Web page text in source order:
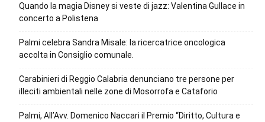
Quando la magia Disney si veste di jazz: Valentina Gullace in
concerto a Polistena
Palmi celebra Sandra Misale: la ricercatrice oncologica
accolta in Consiglio comunale.
Carabinieri di Reggio Calabria denunciano tre persone per
illeciti ambientali nelle zone di Mosorrofa e Cataforio
Palmi, All’Avv. Domenico Naccari il Premio “Diritto, Cultura e